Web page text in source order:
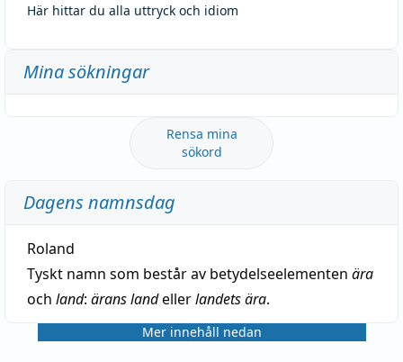
Här hittar du alla uttryck och idiom
Mina sökningar
Rensa mina
sökord
Dagens namnsdag
Roland
Tyskt namn som består av betydelseelementen ära
och land: ärans landellerlandets ära.
Mer innehåll nedan